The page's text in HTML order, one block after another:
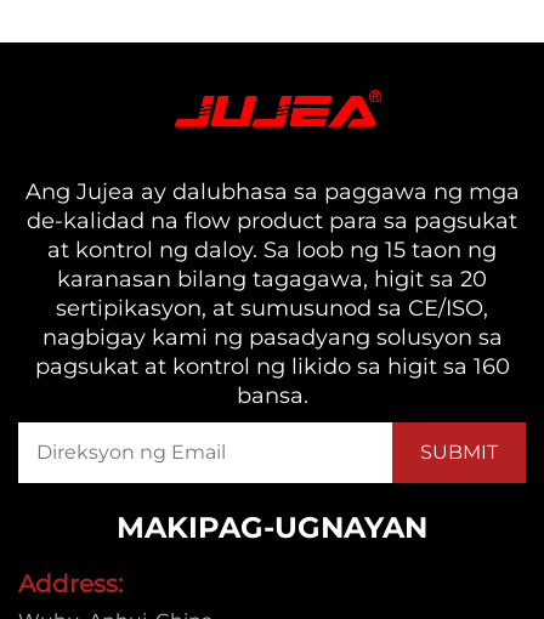
Ang Jujea ay dalubhasa sa paggawa ng mga
de-kalidad na flow product para sa pagsukat
at kontrol ng daloy. Sa loob ng 15 taon ng
karanasan bilang tagagawa, higit sa 20
sertipikasyon, at sumusunod sa CE/ISO,
nagbigay kami ng pasadyang solusyon sa
pagsukat at kontrol ng likido sa higit sa 160
bansa.
MAKIPAG-UGNAYAN
Address: